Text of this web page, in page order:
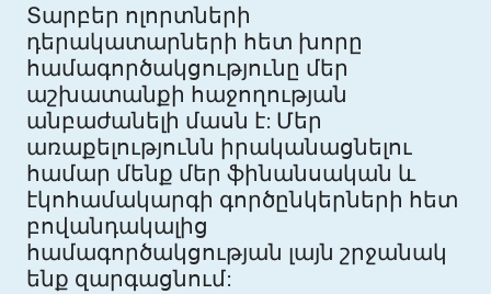
Տարբեր ոլորտների
դերակատարների հետ խորը
համագործակցությունը մեր
աշխատանքի հաջողության
անբաժանելի մասն է: Մեր
առաքելությունն իրականացնելու
համար մենք մեր ֆինանսական և
էկոհամակարգի գործընկերների հետ
բովանդակալից
համագործակցության լայն շրջանակ
ենք զարգացնում: